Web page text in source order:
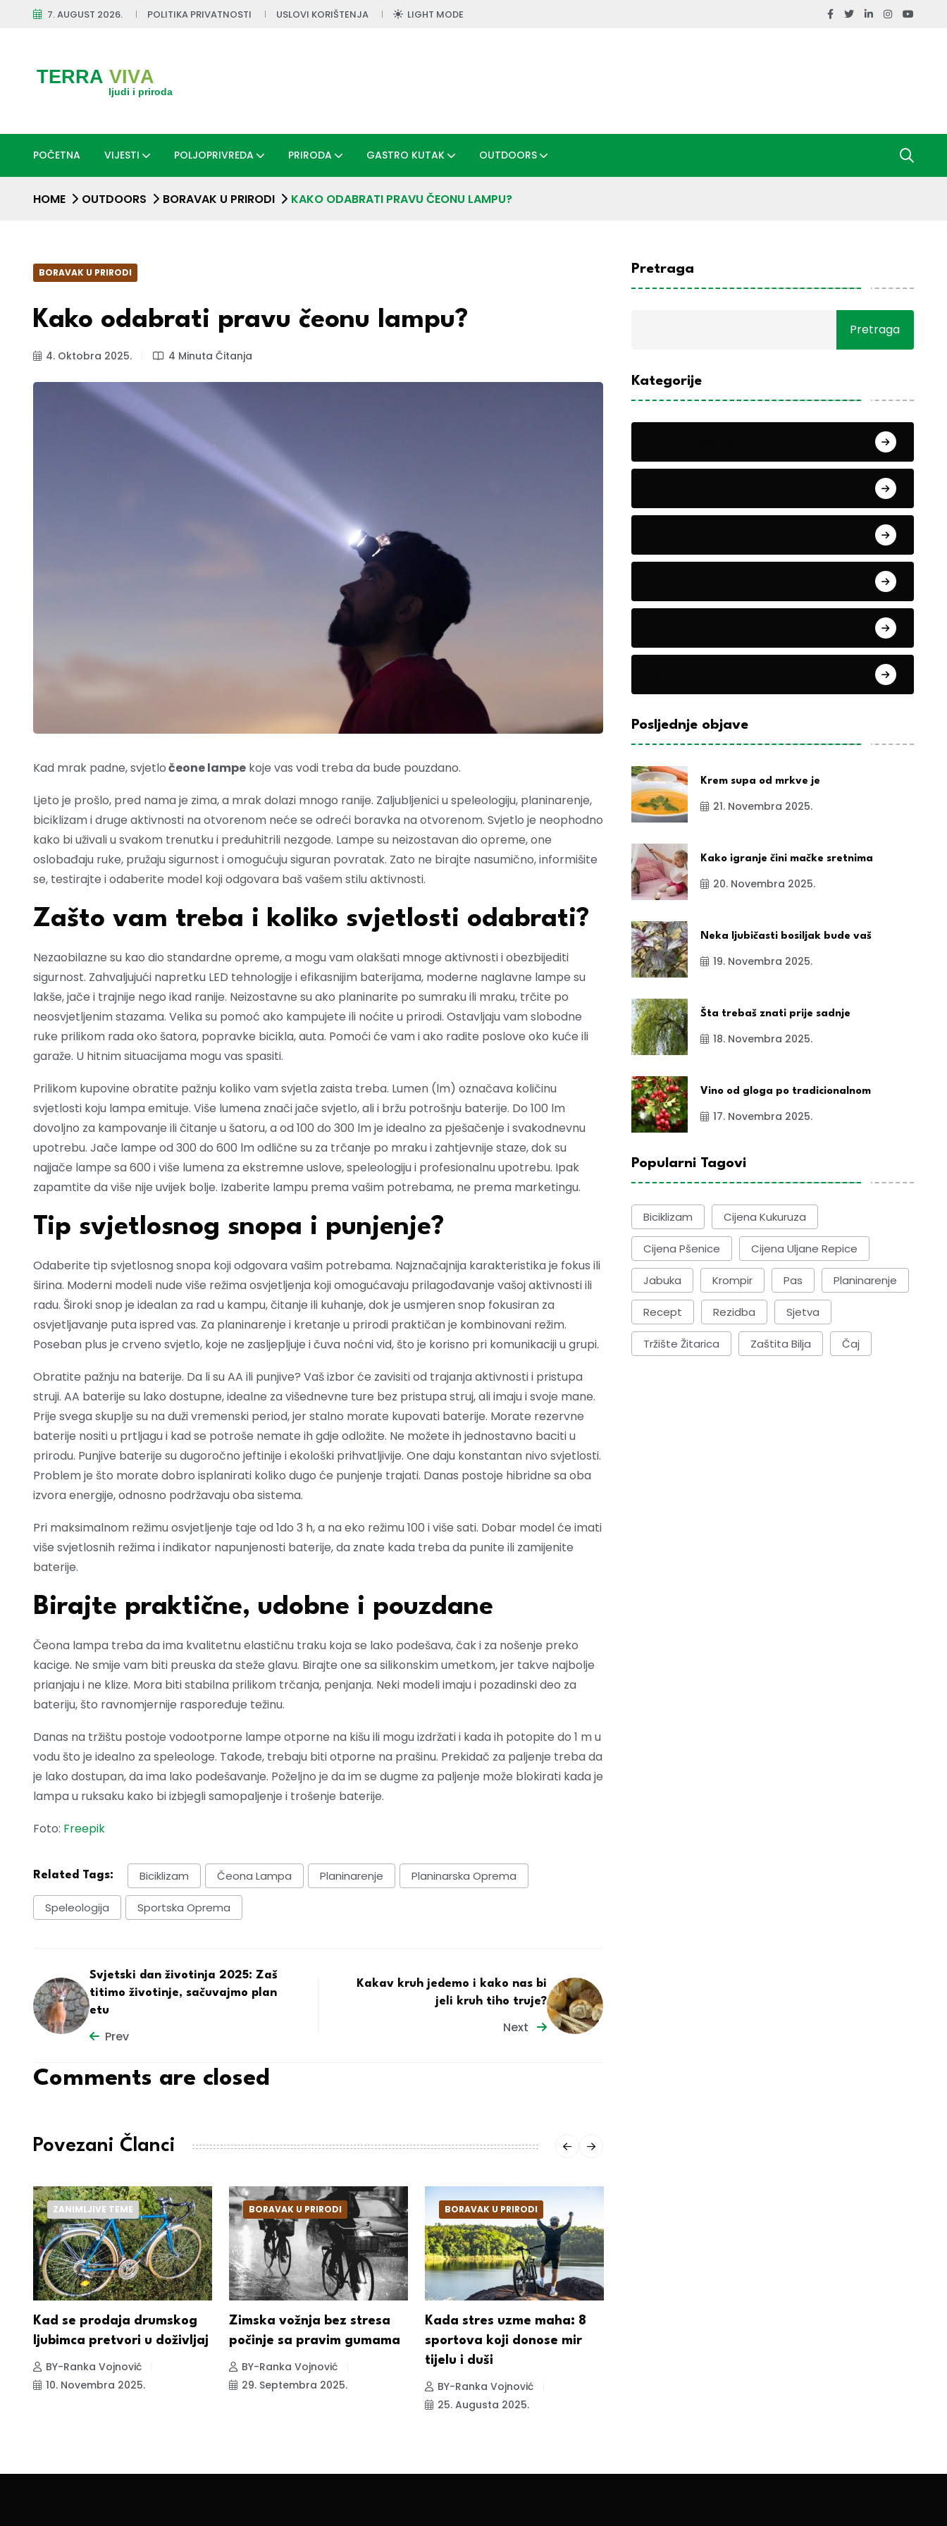
7. AUGUST 2026. POLITIKA PRIVATNOSTI USLOVI KORIŠTENJA LIGHT MODE
POČETNA VIJESTI POLJOPRIVREDA PRIRODA GASTRO KUTAK OUTDOORS
HOME OUTDOORS BORAVAK U PRIRODI KAKO ODABRATI PRAVU ČEONU LAMPU?
BORAVAK U PRIRODI
Kako odabrati pravu čeonu lampu?
4. Oktobra 2025. 4 Minuta Čitanja
Kad mrak padne, svjetločeone lampe koje vas vodi treba da bude pouzdano.
Ljeto je prošlo, pred nama je zima, a mrak dolazi mnogo ranije. Zaljubljenici u speleologiju, planinarenje,
biciklizam i druge aktivnosti na otvorenom neće se odreći boravka na otvorenom. Svjetlo je neophodno
kako bi uživali u svakom trenutku i preduhitrili nezgode. Lampe su neizostavan dio opreme, one
oslobađaju ruke, pružaju sigurnost i omogućuju siguran povratak. Zato ne birajte nasumično, informišite
se, testirajte i odaberite model koji odgovara baš vašem stilu aktivnosti.
Zašto vam treba i koliko svjetlosti odabrati?
Nezaobilazne su kao dio standardne opreme, a mogu vam olakšati mnoge aktivnosti i obezbijediti
sigurnost. Zahvaljujući napretku LED tehnologije i efikasnijim baterijama, moderne naglavne lampe su
lakše, jače i trajnije nego ikad ranije. Neizostavne su ako planinarite po sumraku ili mraku, trčite po
neosvjetljenim stazama. Velika su pomoć ako kampujete ili noćite u prirodi. Ostavljaju vam slobodne
ruke prilikom rada oko šatora, popravke bicikla, auta. Pomoći će vam i ako radite poslove oko kuće ili
garaže. U hitnim situacijama mogu vas spasiti.
Prilikom kupovine obratite pažnju koliko vam svjetla zaista treba. Lumen (lm) označava količinu
svjetlosti koju lampa emituje. Više lumena znači jače svjetlo, ali i bržu potrošnju baterije. Do 100 lm
dovoljno za kampovanje ili čitanje u šatoru, a od 100 do 300 lm je idealno za pješačenje i svakodnevnu
upotrebu. Jače lampe od 300 do 600 lm odlične su za trčanje po mraku i zahtjevnije staze, dok su
najjače lampe sa 600 i više lumena za ekstremne uslove, speleologiju i profesionalnu upotrebu. Ipak
zapamtite da više nije uvijek bolje. Izaberite lampu prema vašim potrebama, ne prema marketingu.
Tip svjetlosnog snopa i punjenje?
Odaberite tip svjetlosnog snopa koji odgovara vašim potrebama. Najznačajnija karakteristika je fokus ili
širina. Moderni modeli nude više režima osvjetljenja koji omogućavaju prilagođavanje vašoj aktivnosti ili
radu. Široki snop je idealan za rad u kampu, čitanje ili kuhanje, dok je usmjeren snop fokusiran za
osvjetljavanje puta ispred vas. Za planinarenje i kretanje u prirodi praktičan je kombinovani režim.
Poseban plus je crveno svjetlo, koje ne zasljepljuje i čuva noćni vid, što je korisno pri komunikaciji u grupi.
Obratite pažnju na baterije. Da li su AA ili punjive? Vaš izbor će zavisiti od trajanja aktivnosti i pristupa
struji. AA baterije su lako dostupne, idealne za višednevne ture bez pristupa struj, ali imaju i svoje mane.
Prije svega skuplje su na duži vremenski period, jer stalno morate kupovati baterije. Morate rezervne
baterije nositi u prtljagu i kad se potroše nemate ih gdje odložite. Ne možete ih jednostavno baciti u
prirodu. Punjive baterije su dugoročno jeftinije i ekološki prihvatljivije. One daju konstantan nivo svjetlosti.
Problem je što morate dobro isplanirati koliko dugo će punjenje trajati. Danas postoje hibridne sa oba
izvora energije, odnosno podržavaju oba sistema.
Pri maksimalnom režimu osvjetljenje taje od 1do 3 h, a na eko režimu 100 i više sati. Dobar model će imati
više svjetlosnih režima i indikator napunjenosti baterije, da znate kada treba da punite ili zamijenite
baterije.
Birajte praktične, udobne i pouzdane
Čeona lampa treba da ima kvalitetnu elastičnu traku koja se lako podešava, čak i za nošenje preko
kacige. Ne smije vam biti preuska da steže glavu. Birajte one sa silikonskim umetkom, jer takve najbolje
prianjaju i ne klize. Mora biti stabilna prilikom trčanja, penjanja. Neki modeli imaju i pozadinski deo za
bateriju, što ravnomjernije raspoređuje težinu.
Danas na tržištu postoje vodootporne lampe otporne na kišu ili mogu izdržati i kada ih potopite do 1 m u
vodu što je idealno za speleologe. Takođe, trebaju biti otporne na prašinu. Prekidač za paljenje treba da
je lako dostupan, da ima lako podešavanje. Poželjno je da im se dugme za paljenje može blokirati kada je
lampa u ruksaku kako bi izbjegli samopaljenje i trošenje baterije.
Foto: Freepik
Related Tags: Biciklizam Čeona Lampa Planinarenje Planinarska Oprema
Speleologija Sportska Oprema
Svjetski dan životinja 2025: Zaš
titimo životinje, sačuvajmo plan
etu
Prev
Kakav kruh jedemo i kako nas bi
jeli kruh tiho truje?
Next
Comments are closed
Povezani Članci
ZANIMLJIVE TEME
Kad se prodaja drumskog
ljubimca pretvori u doživljaj
BY-Ranka Vojnović
10. Novembra 2025.
BORAVAK U PRIRODI
Zimska vožnja bez stresa
počinje sa pravim gumama
BY-Ranka Vojnović
29. Septembra 2025.
BORAVAK U PRIRODI
Kada stres uzme maha: 8
sportova koji donose mir
tijelu i duši
BY-Ranka Vojnović
25. Augusta 2025.
Pretraga
Pretraga
Kategorije
Posljednje objave
Krem supa od mrkve je
21. Novembra 2025.
Kako igranje čini mačke sretnima
20. Novembra 2025.
Neka ljubičasti bosiljak bude vaš
19. Novembra 2025.
Šta trebaš znati prije sadnje
18. Novembra 2025.
Vino od gloga po tradicionalnom
17. Novembra 2025.
Popularni Tagovi
Biciklizam Cijena Kukuruza
Cijena Pšenice Cijena Uljane Repice
Jabuka Krompir Pas Planinarenje
Recept Rezidba Sjetva
Tržište Žitarica Zaštita Bilja Čaj